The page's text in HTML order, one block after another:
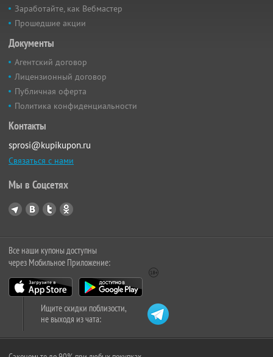
Заработайте, как Вебмастер
Прошедшие акции
Документы
Агентский договор
Лицензионный договор
Публичная оферта
Политика конфиденциальности
Контакты
sprosi@kupikupon.ru
Связаться с нами
Мы в Соцсетях
Все наши купоны доступны
через Мобильное Приложение:
Ищите скидки поблизости,
не выходя из чата: